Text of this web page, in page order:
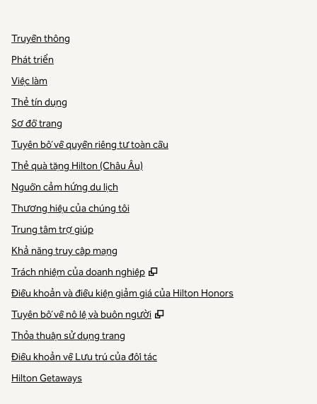
Truyền thông
Phát triển
Việc làm
Thẻ tín dụng
Sơ đồ trang
Tuyên bố về quyền riêng tư toàn cầu
Thẻ quà tặng Hilton (Châu Âu)
Nguồn cảm hứng du lịch
Thương hiệu của chúng tôi
Trung tâm trợ giúp
Khả năng truy cập mạng
Trách nhiệm của doanh nghiệp
,
Điều khoản và điều kiện giảm giá của Hilton Honors
Tuyên bố về nô lệ và buôn người
,
Thỏa thuận sử dụng trang
Điều khoản về Lưu trú của đối tác
Hilton Getaways